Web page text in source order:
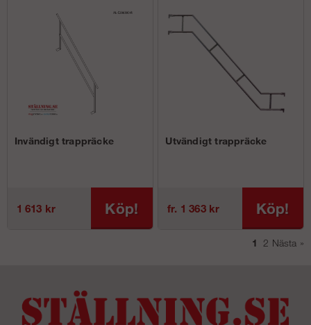
Invändigt trappräcke
1 613 kr Köp!
Utvändigt trappräcke
fr. 1 363 kr Köp!
1 2 Nästa »